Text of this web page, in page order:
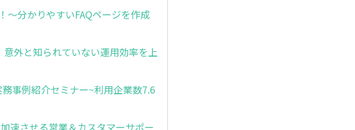
分かりやすいFAQページを作成
外と知られていない運用効率を上
事例紹介セミナー~利用企業数7.6
速させる営業＆カスタマーサポー